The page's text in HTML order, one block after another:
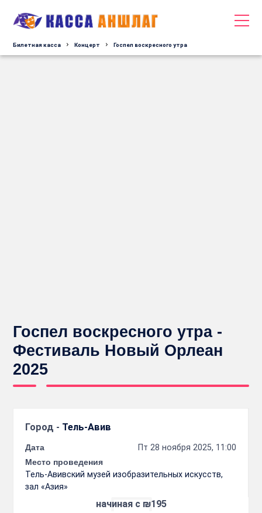
Билетная касса Концерт Госпел воскресного утра
Госпел воскресного утра -
Фестиваль Новый Орлеан
2025
Город - Тель-Авив
Дата
Пт 28 ноября 2025, 11:00
Место проведения
Тель-Авивский музей изобразительных искусств,
зал «Азия»
начиная с ₪195